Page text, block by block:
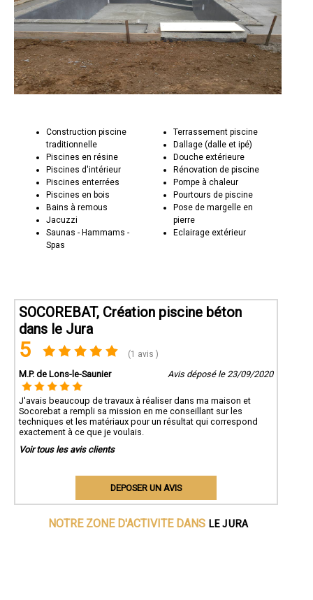
Construction piscine
traditionnelle
Piscines en résine
Piscines d'intérieur
Piscines enterrées
Piscines en bois
Bains à remous
Jacuzzi
Saunas - Hammams -
Spas
Terrassement piscine
Dallage (dalle et ipé)
Douche extérieure
Rénovation de piscine
Pompe à chaleur
Pourtours de piscine
Pose de margelle en
pierre
Eclairage extérieur
SOCOREBAT, Création piscine béton
dans le Jura
5 (1 avis )
M.P. de Lons-le-Saunier Avis déposé le 23/09/2020
J'avais beaucoup de travaux à réaliser dans ma maison et
Socorebat a rempli sa mission en me conseillant sur les
techniques et les matériaux pour un résultat qui correspond
exactement à ce que je voulais.
Voir tous les avis clients
DEPOSER UN AVIS
NOTRE ZONE D'ACTIVITE DANS LE JURA